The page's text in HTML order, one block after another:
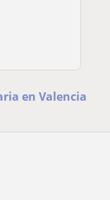
en Valencia